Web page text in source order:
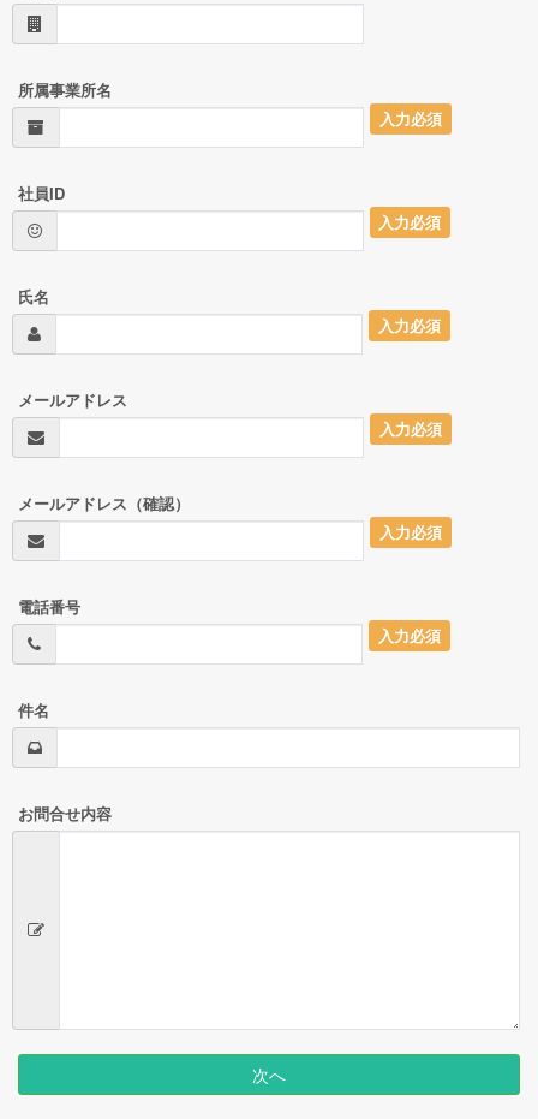
所属事業所名
入力必須
社員ID
入力必須
氏名
入力必須
メールアドレス
入力必須
メールアドレス（確認）
入力必須
電話番号
入力必須
件名
お問合せ内容
次へ